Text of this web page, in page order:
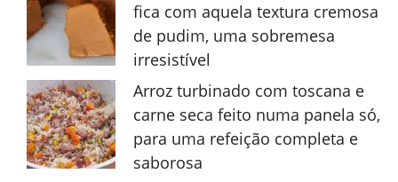
fica com aquela textura cremosa
de pudim, uma sobremesa
irresistível
Arroz turbinado com toscana e
carne seca feito numa panela só,
para uma refeição completa e
saborosa